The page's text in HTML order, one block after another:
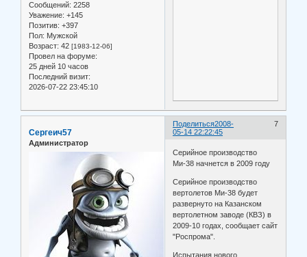
Сообщений: 2258
Уважение: +145
Позитив: +397
Пол: Мужской
Возраст: 42 [1983-12-06]
Провел на форуме:
25 дней 10 часов
Последний визит:
2026-07-22 23:45:10
Поделиться 7
2008-
05-14 22:22:45
Сергеич57
Администратор
Серийное производство
Ми-38 начнется в 2009 году
Серийное производство
вертолетов Ми-38 будет
развернуто на Казанском
вертолетном заводе (КВЗ) в
2009-10 годах, сообщает сайт
"Роспрома".
Испытания нового